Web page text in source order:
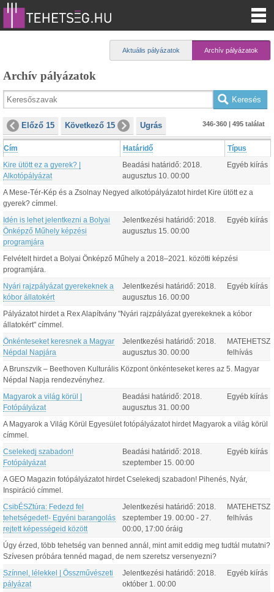
Aktuális pályázatok Archív pályázatok
Archív pályázatok
Előző 15 Következő 15 Ugrás 346-360 | 495 találat
Cím Határidő Típus
Kire ütött ez a gyerek? |
Alkotópályázat
Beadási határidő: 2018.
augusztus 10 00:00
Egyéb kiírás
A Mese-Tér-Kép és a Zsolnay Negyed alkotópályázatot hirdet Kire ütött ez a
gyerek? címmel.
Idén is lehet jelentkezni a Bolyai
Önképző Műhely képzési
programjára
Jelentkezési határidő: 2018.
augusztus 15 00:00
Egyéb kiírás
Felvételt hirdet a Bolyai Önképző Műhely a 2018–2021. közötti képzési
programjára.
Nyári rajzpályázat gyerekeknek a
kóbor állatokért
Jelentkezési határidő: 2018.
augusztus 16 00:00
Egyéb kiírás
Pályázatot hirdet a Rex Alapítvány "Nyári rajzpályázat gyerekeknek a kóbor
állatokért" címmel.
Önkénteseket keresnek a Magyar
Népdal Napjára
Jelentkezési határidő: 2018.
augusztus 30 00:00
MATEHETSZ
felhívás
A Brunszvik – Beethoven Kulturális Központ önkénteseket keres az 5. Magyar
Népdal Napja rendezvényhez.
Magyarok a világ körül |
Fotópályázat
Beadási határidő: 2018.
augusztus 31 00:00
Egyéb kiírás
A Magyarok a Világ Körül Egyesület fotópályázatot hirdet Magyarok a világ körül
címmel.
Cselekedj szabadon!
Fotópályázat
Beadási határidő: 2018.
szeptember 15 00:00
Egyéb kiírás
A GEO Magazin fotópályázatot hirdet Cselekedj szabadon! Pihenés, Nyár,
Inspiráció címmel.
CsibÉSZtúra: Fedezd fel
tehetségedet!- Egyéni barangolás
rejtett képességeid között
Jelentkezési határidő: 2018.
szeptember 19 00:00 - 27
00:00 , 17:00 óráig
MATEHETSZ
felhívás
Úgy érzed, több tehetség van benned annál, mint amit eddig meg tudtál mutatni?
Szívesen próbára tennéd magad, de nem szeretsz versenyezni?
Színnel, lélekkel | Összművészeti
pályázat
Jelentkezési határidő: 2018.
október 1 00:00
Egyéb kiírás